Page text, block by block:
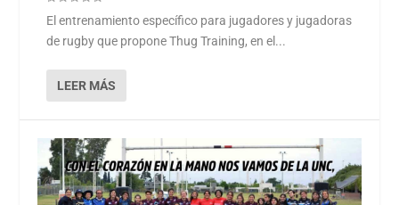
El entrenamiento específico para jugadores y jugadoras
de rugby que propone Thug Training, en el...
LEER MÁS